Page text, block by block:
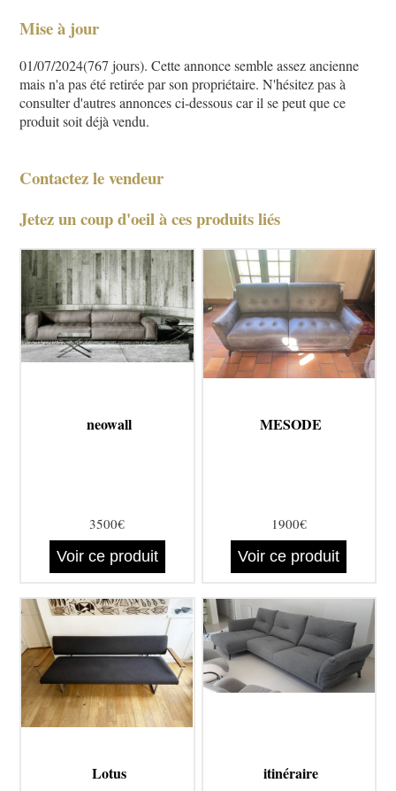
Mise à jour
01/07/2024(767 jours). Cette annonce semble assez ancienne
mais n'a pas été retirée par son propriétaire. N'hésitez pas à
consulter d'autres annonces ci-dessous car il se peut que ce
produit soit déjà vendu.
Contactez le vendeur
Jetez un coup d'oeil à ces produits liés
neowall
3500€
Voir ce produit
MESODE
1900€
Voir ce produit
Lotus itinéraire